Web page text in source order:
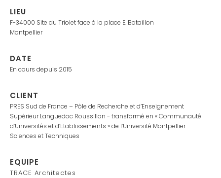
LIEU
F-34000 Site du Triolet face à la place E. Bataillon
Montpellier
DATE
En cours depuis 2015
CLIENT
PRES Sud de France – Pôle de Recherche et d’Enseignement
Supérieur Languedoc Roussillon - transformé en « Communauté
d’Universités et d’Etablissements » de l’Université Montpellier
Sciences et Techniques
EQUIPE
TRACE Architectes